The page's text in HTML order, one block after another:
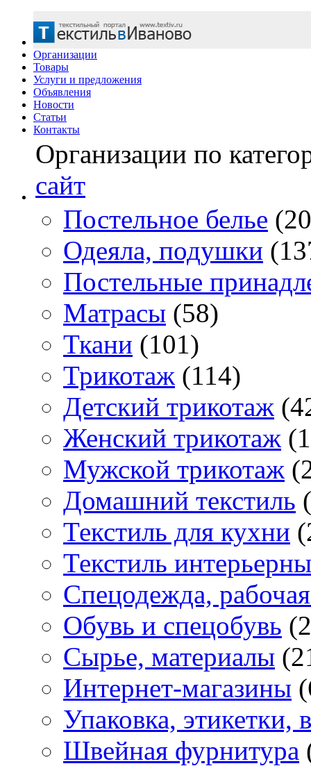
Организации
Товары
Услуги и предложения
Объявления
Новости
Статьи
Контакты
Организации по
сайт
Постельное белье
Одеяла, подушки
Постельные
Матраcы (58)
Ткани (101)
Трикотаж (114)
Детский трикотаж
Женский трикотаж
Мужской трикотаж
Домашний текстиль
Текстиль для кухни
Текстиль
Спецодежда,
Обувь и спецобувь
Сырье, материалы
Интернет-магазины
Упаковка, этикетки,
Швейная фурнитура